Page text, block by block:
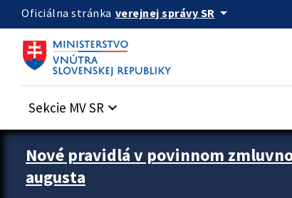
Preskocit na hlavný obsah
Oficiálna stránka verejnej správy SR arrow_drop_down
Sekcie MV SR keyboard_arrow_down
Zastavit automatický posun upútavok
Nové pravidlá v povinnom
augusta